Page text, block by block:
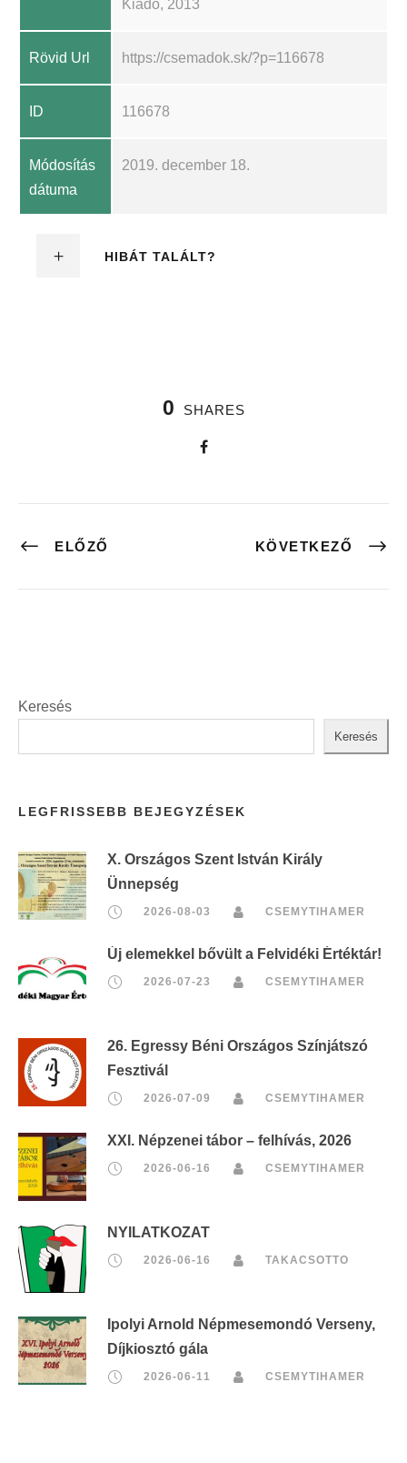
Kiadó, 2013
Rövid Url https://csemadok.sk/?p=116678
ID 116678
Módosítás
dátuma
2019. december 18.
HIBÁT TALÁLT?
0 SHARES
ELŐZŐ KÖVETKEZŐ
Keresés
Keresés
LEGFRISSEBB BEJEGYZÉSEK
X. Országos Szent István Király
Ünnepség
2026-08-03 CSEMYTIHAMER
Új elemekkel bővült a Felvidéki Értéktár!
2026-07-23 CSEMYTIHAMER
26. Egressy Béni Országos Színjátszó
Fesztivál
2026-07-09 CSEMYTIHAMER
XXI. Népzenei tábor – felhívás, 2026
2026-06-16 CSEMYTIHAMER
NYILATKOZAT
2026-06-16 TAKACSOTTO
Ipolyi Arnold Népmesemondó Verseny,
Díjkiosztó gála
2026-06-11 CSEMYTIHAMER